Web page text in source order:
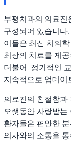
부평치과의 의료진
구성되어 있습니다.
이들은 최신 치의
최상의 치료를 제
더불어, 정기적인
지속적으로 업데이
의료진의 친절함과
오랫동안 사랑받는
환자들은 편안한
의사와의 소통을